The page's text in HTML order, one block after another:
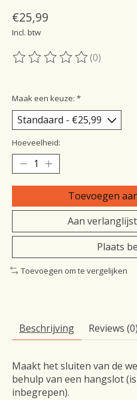
€25,99
Incl. btw
De beoordeling van dit
(0)
Maak een keuze: *
Hoeveelheid:
Toevoegen
Aan
Plaats
Toevoegen om te vergelijken
Beschrijving Reviews (0)
Maakt het sluiten van de
behulp van een hangslot
inbegrepen).